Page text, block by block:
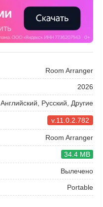
Room Arranger
2026
Английский, Русский, Другие
v.11.0.2.782
Room Arranger
34.4 MB
Вылечено
Portable